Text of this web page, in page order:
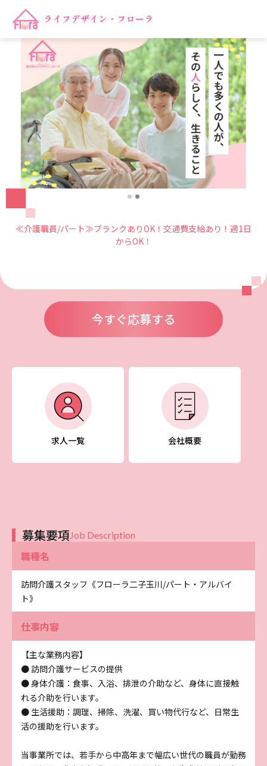
≪介護職員/パート≫ブランクありOK！交通費支給あり！週1日
からOK！
今すぐ応募する
求人一覧 会社概要
募集要項Job Description
職種名
訪問介護スタッフ《フローラ二子玉川/パート・アルバイ
ト》
仕事内容
【主な業務内容】
● 訪問介護サービスの提供
● 身体介護：食事、入浴、排泄の介助など、身体に直接触
れる介助を行います。
● 生活援助：調理、掃除、洗濯、買い物代行など、日常生
活の援助を行います。
当事業所では、若手から中高年まで幅広い世代の職員が勤務